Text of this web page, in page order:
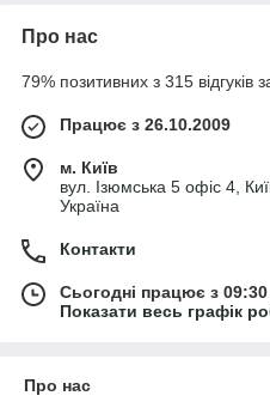
Про нас
79% позитивних з 315 відгуків
Працює з 26.10.2009
м. Київ
вул. Ізюмська 5 офіс 4,
Україна
Контакти
Сьогодні працює з
Показати весь графік
Про нас